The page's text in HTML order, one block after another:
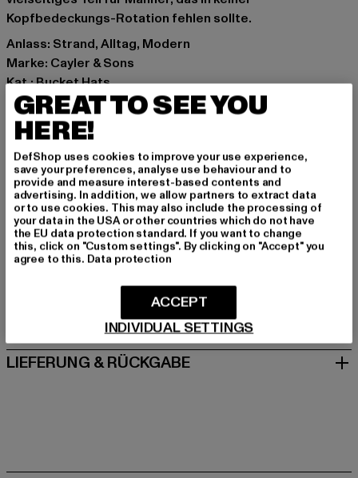
Kopfbedeckungs-Rotation fehlen sollte.
Anlass: Strand, Alltag, Modern
Marke: Cayler & Sons
Kat.: Bucket Hats
Farbe: weiß
Hersteller Farbe: white/mc
Materialzusammensetzung: 100% Polyester
Art.Nr: CS2990-01928
Hersteller: TB International GmbH |info@tbint.de
Dr.-Robert-Murjahn-Straße 7 | 64372 Ober-Ramstadt |
DE
GRÖSSE & PASSFORM
PFLEGEHINWEISE
LIEFERUNG & RÜCKGABE
GREAT TO SEE YOU
HERE!
DefShop uses cookies to improve your use experience,
save your preferences, analyse use behaviour and to
provide and measure interest-based contents and
advertising. In addition, we allow partners to extract data
or to use cookies. This may also include the processing of
your data in the USA or other countries which do not have
the EU data protection standard. If you want to change
this, click on "Custom settings". By clicking on "Accept" you
agree to this. Data protection
INDIVIDUAL SETTINGS
ACCEPT